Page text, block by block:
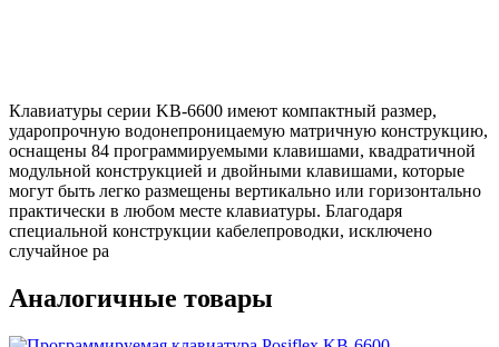
Клавиатуры серии KB-6600 имеют компактный размер,
ударопрочную водонепроницаемую матричную конструкцию,
оснащены 84 программируемыми клавишами, квадратичной
модульной конструкцией и двойными клавишами, которые
могут быть легко размещены вертикально или горизонтально
практически в любом месте клавиатуры. Благодаря
специальной конструкции кабелепроводки, исключено
случайное ра
Аналогичные товары